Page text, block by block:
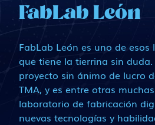
FabLab León
FabLab León es uno de esos
que tiene la tierrina sin
proyecto sin ánimo de lucro
TMA, y es entre otras
laboratorio de fabricación
nuevas tecnologías y